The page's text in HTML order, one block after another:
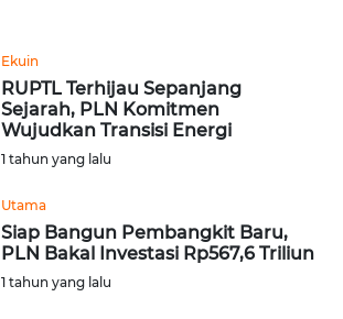
Ekuin
RUPTL Terhijau Sepanjang
Sejarah, PLN Komitmen
Wujudkan Transisi Energi
1 tahun yang lalu
Utama
Siap Bangun Pembangkit Baru,
PLN Bakal Investasi Rp567,6 Triliun
1 tahun yang lalu